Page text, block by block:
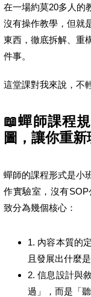
在一場約莫20多人的
沒有操作教學，但就
東西，徹底拆解、重
件事。
這堂課對我來說，不
📖蟬師課程
圖，讓你重新
蟬師的課程形式是小
作實驗室，沒有
致分為幾個核心：
1. 內容本質的
且發展出什麼
2. 信息設計與
過」，而是「